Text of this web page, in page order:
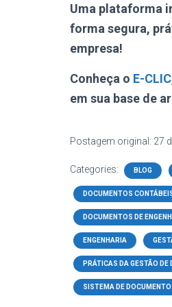
Uma plataforma
forma segura,
empresa!
Conheça o E-CLIC
em sua base de
Postagem original: 27
Categories: BLOG
DOCUMENTOS
DOCUMENTOS DE
ENGENHARIA
PRÁTICAS DA GESTÃO DE
SISTEMA DE